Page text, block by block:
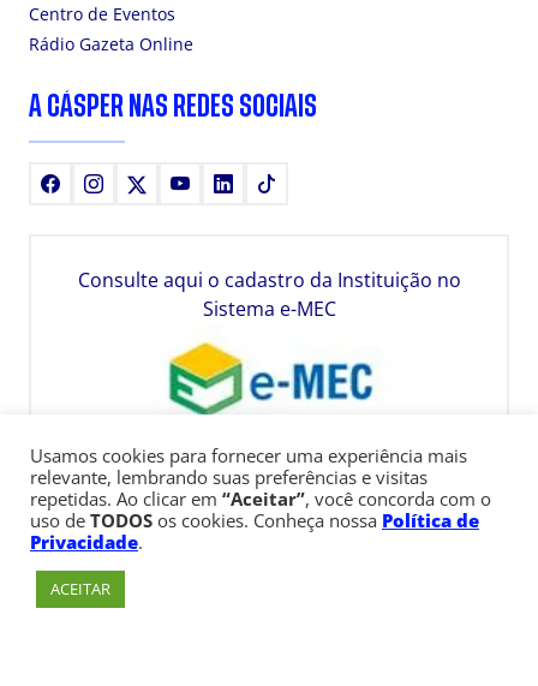
Centro de Eventos
Rádio Gazeta Online
A CÁSPER NAS REDES SOCIAIS
FacebookInstagram YoutubeLinkedIn
Consulte aqui o cadastro da Instituição no
Sistema e-MEC
Usamos cookies para fornecer uma experiência mais
relevante, lembrando suas preferências e visitas
repetidas. Ao clicar em “Aceitar”, você concorda com o
uso de TODOS os cookies. Conheça nossa Política de
Privacidade.
ACEITAR